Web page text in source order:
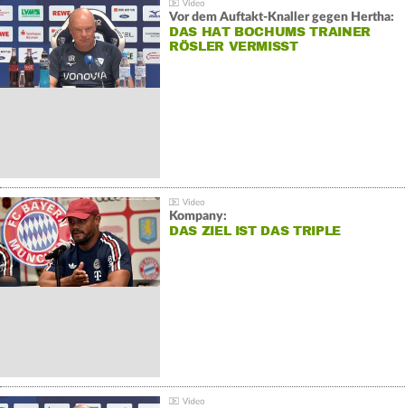
Vor dem Auftakt-Knaller gegen Hertha:
DAS HAT BOCHUMS TRAINER
RÖSLER VERMISST
Kompany:
DAS ZIEL IST DAS TRIPLE